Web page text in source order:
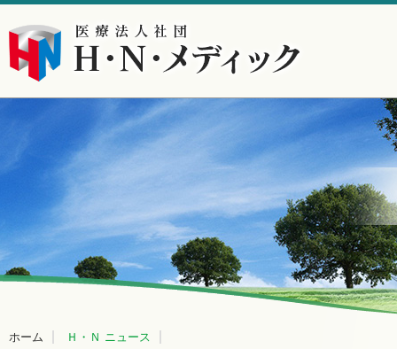
ホーム Ｈ・Ｎ ニュース